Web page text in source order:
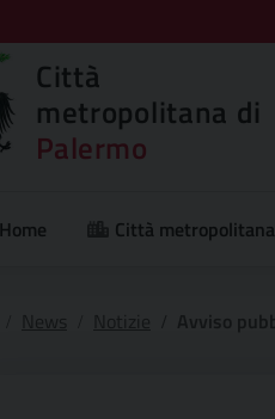
Città
metropolitana di
Palermo
Home Città metropolitana